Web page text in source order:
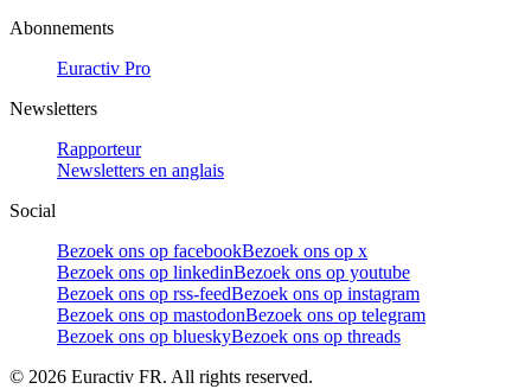
Abonnements
Euractiv Pro
Newsletters
Rapporteur
Newsletters en anglais
Social
Bezoek ons op facebookBezoek ons op x
Bezoek ons op linkedinBezoek ons op youtube
Bezoek ons op rss-feedBezoek ons op instagram
Bezoek ons op mastodonBezoek ons op telegram
Bezoek ons op blueskyBezoek ons op threads
© 2026 Euractiv FR. All rights reserved.